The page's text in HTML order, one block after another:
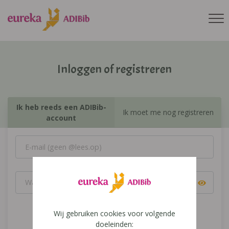
Inloggen of registreren
Ik heb reeds een ADIBib-
account
Ik moet me nog registreren
Inloggen
Wij gebruiken cookies voor volgende
doeleinden: